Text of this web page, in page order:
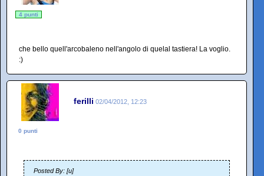
4 punti
che bello quell'arcobaleno nell'angolo di quelal tastiera! La voglio.
:)
ferilli 02/04/2012, 12:23
0 punti
Posted By: [u]